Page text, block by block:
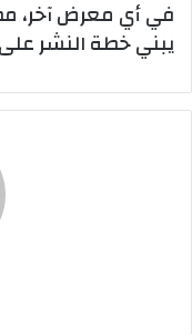
في أي معرض آخر،
يبني خطة النشر